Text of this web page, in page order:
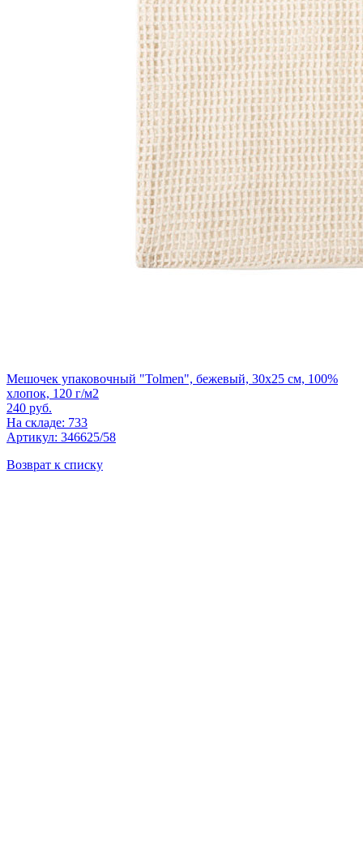
Мешочек упаковочный "Tolmen", бежевый, 30x25 см, 100%
хлопок, 120 г/м2
240 руб.
На складе: 733
Артикул: 346625/58
Возврат к списку